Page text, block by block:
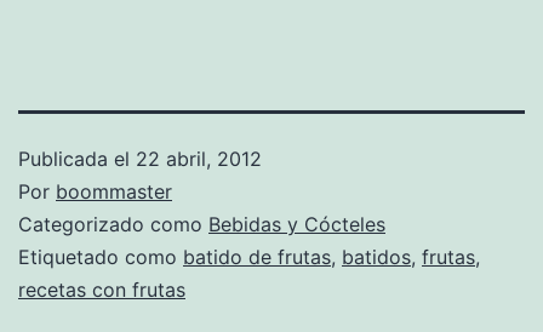
Publicada el 22 abril, 2012
Por boommaster
Categorizado como Bebidas y Cócteles
Etiquetado como batido de frutas, batidos, frutas,
recetas con frutas